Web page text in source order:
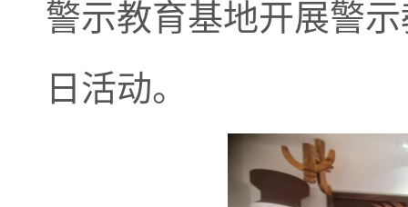
警示教育基地开展警
日 活动。